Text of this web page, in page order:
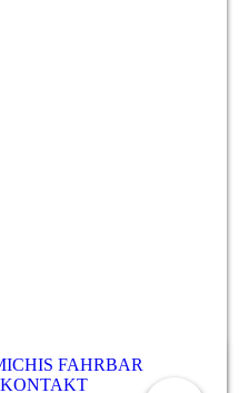
FAHRBAR
KONTAKT